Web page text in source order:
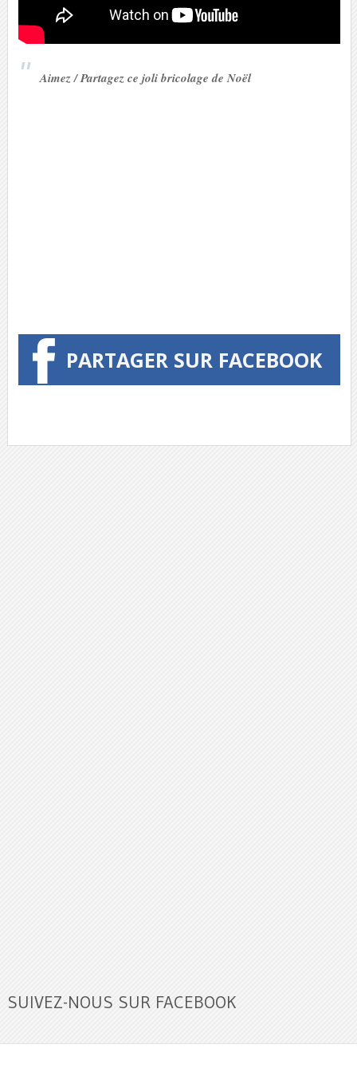
Aimez / Partagez ce joli bricolage de Noël
PARTAGER SUR FACEBOOK
SUIVEZ-NOUS SUR FACEBOOK